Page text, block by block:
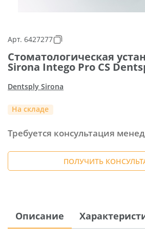
Арт. 6427277
Стоматологическая
Sirona Intego Pro СS
Dentsply Sirona
На складе
Требуется консультация
ПОЛУЧИТЬ
Описание